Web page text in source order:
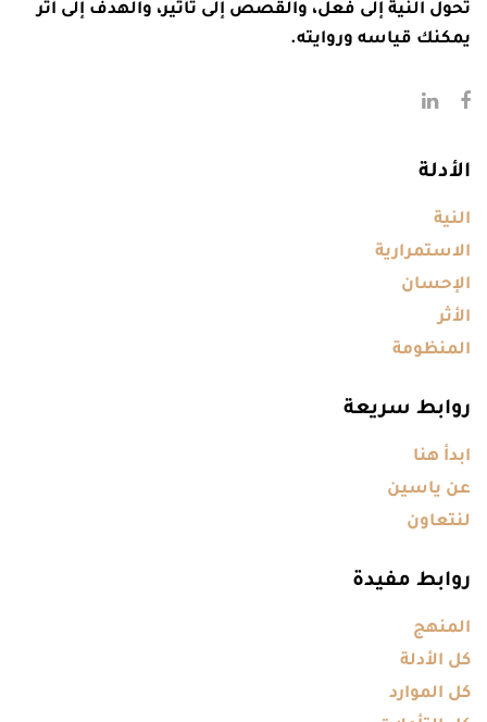
تحول النية إلى فعل، والقصص إلى تأثير، والهدف إلى أثر
يمكنك قياسه وروايته.
الأدلة
النية
الاستمرارية
الإحسان
الأثر
المنظومة
روابط سريعة
ابدأ هنا
عن ياسين
لنتعاون
روابط مفيدة
المنهج
كل الأدلة
كل الموارد